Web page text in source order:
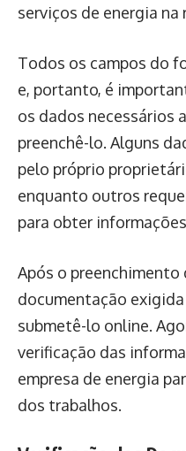
serviços de energia na
Todos os campos do
e, portanto, é
os dados necessários
preenchê-lo. Alguns
pelo próprio
enquanto outros
para obter
Após o
documentação
submetê-lo online.
verificação das
empresa de energia
dos trabalhos.